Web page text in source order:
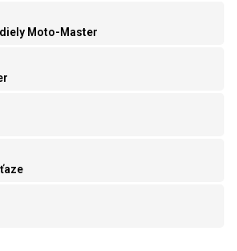
Moto-Master